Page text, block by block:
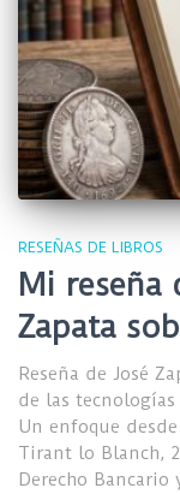
RESEÑAS DE LIBROS
Mi reseña
Zapata
Reseña de José
de las
Un enfoque
Tirant lo Blanch,
Derecho Bancario